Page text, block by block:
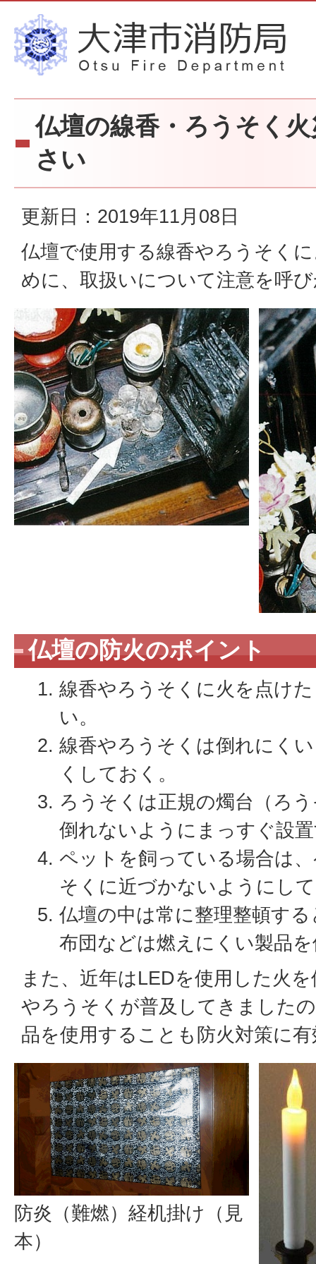
仏壇の線香・ろうそく
さい
更新日：2019年11月08日
仏壇で使用する線香やろうそく
めに、取扱いについて注意を呼
仏壇の防火のポイント
線香やろうそくに火を点け
い。
線香やろうそくは倒れにく
くしておく。
ろうそくは正規の燭台（ろ
倒れないようにまっすぐ設
ペットを飼っている場合は
そくに近づかないようにし
仏壇の中は常に整理整頓す
布団などは燃えにくい製品
また、近年はLEDを使用した火
やろうそくが普及してきました
品を使用することも防火対策に
防炎（難燃）経机掛け（見
本）